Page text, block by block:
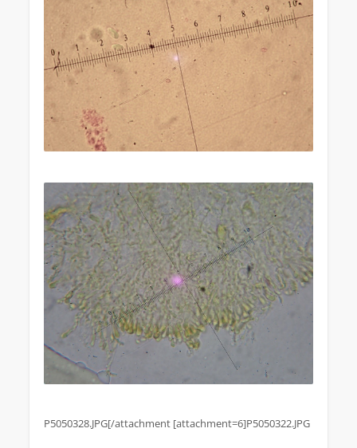
P5050328.JPG[/attachment [attachment=6]P5050322.JPG